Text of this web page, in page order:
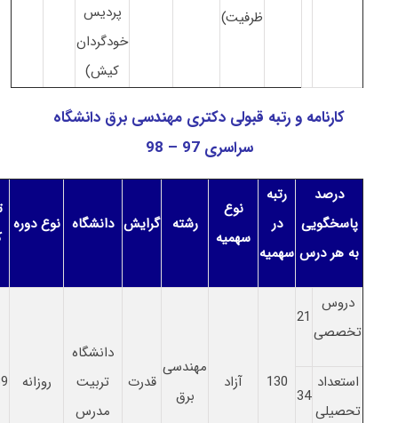
ظرفیت)
پردیس
خودگردان
کیش)
کارنامه و رتبه قبولی دکتری مهندسی برق دانشگاه
سراسری 97 – 98
درصد
پاسخگویی
به هر درس
رتبه
در
سهمیه
نوع
سهمیه
رشته گرایش دانشگاه نوع دوره
دروس
تخصصی
21
130 آزاد
مهندسی
برق
قدرت
دانشگاه
تربیت
مدرس
روزانه
استعداد
تحصیلی
34